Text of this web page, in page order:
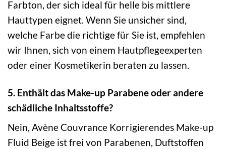
Farbton, der sich ideal für helle bis mittlere
Hauttypen eignet. Wenn Sie unsicher sind,
welche Farbe die richtige für Sie ist, empfehlen
wir Ihnen, sich von einem Hautpflegeexperten
oder einer Kosmetikerin beraten zu lassen.
5. Enthält das Make-up Parabene oder andere
schädliche Inhaltsstoffe?
Nein, Avène Couvrance Korrigierendes Make-up
Fluid Beige ist frei von Parabenen, Duftstoffen